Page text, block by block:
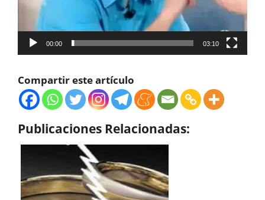
00:00 03:10
Compartir este artículo
Publicaciones Relacionadas: